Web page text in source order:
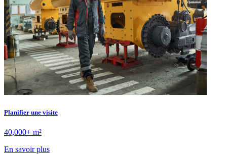
Planifier une visite
40,000+ m²
En savoir plus